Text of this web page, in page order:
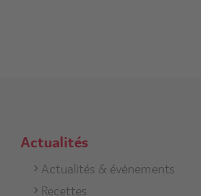
Actualités
Footer
Actualités & événements
Recettes